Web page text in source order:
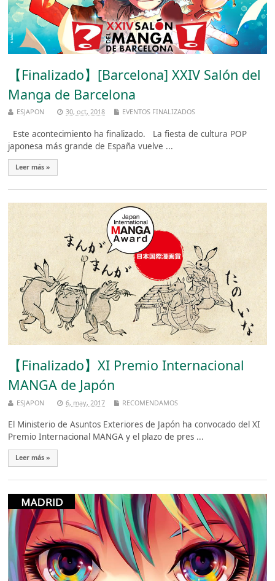
【Finalizado】[Barcelona] XXIV Salón del
Manga de Barcelona
ESJAPON 30, oct, 2018 EVENTOS FINALIZADOS
Este acontecimiento ha finalizado. La fiesta de cultura POP
japonesa más grande de España vuelve ...
Leer más »
【Finalizado】XI Premio Internacional
MANGA de Japón
ESJAPON 6, may, 2017 RECOMENDAMOS
El Ministerio de Asuntos Exteriores de Japón ha convocado del XI
Premio Internacional MANGA y el plazo de pres ...
Leer más »